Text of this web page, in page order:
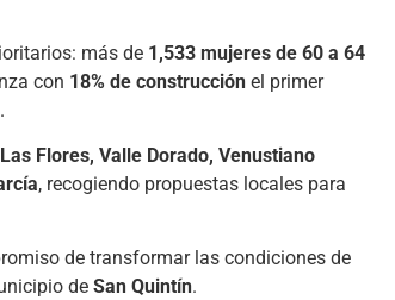
más de 1,533 mujeres de 60 a 64
con 18% de construcción el primer
Flores, Valle Dorado, Venustiano
, recogiendo propuestas locales para
de transformar las condiciones de
de San Quintín.